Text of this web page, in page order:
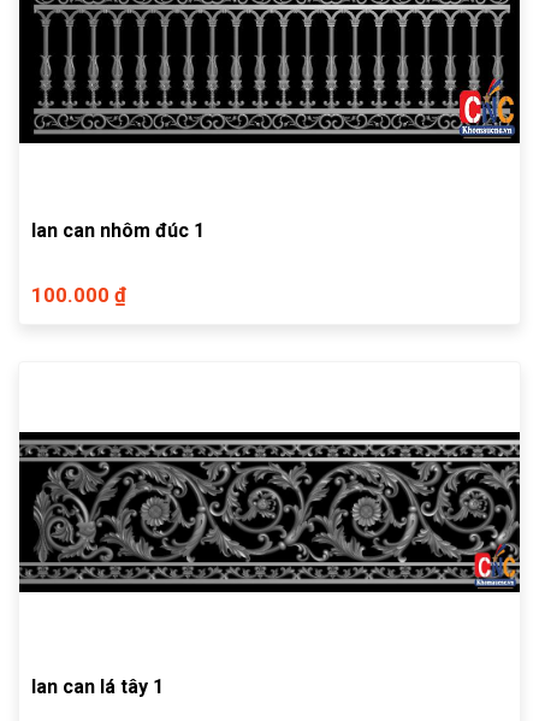
lan can nhôm đúc 1
100.000 ₫
lan can lá tây 1